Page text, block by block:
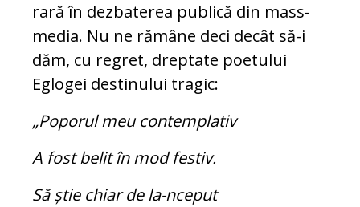
rară în dezbaterea publică din mass-
media. Nu ne rămâne deci decât să-i
dăm, cu regret, dreptate poetului
Eglogei destinului tragic:
„Poporul meu contemplativ
A fost belit în mod festiv.
Să știe chiar de la-nceput